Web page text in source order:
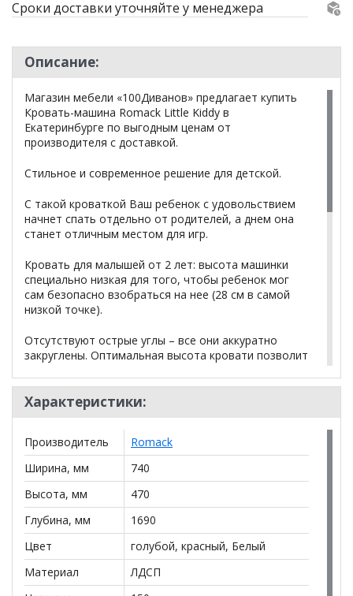
Сроки доставки уточняйте у менеджера
Описание:
Магазин мебели «100Диванов» предлагает купить
Кровать-машина Romack Little Kiddy в
Екатеринбурге по выгодным ценам от
производителя с доставкой.
Стильное и современное решение для детской.
С такой кроваткой Ваш ребенок с удовольствием
начнет спать отдельно от родителей, а днем она
станет отличным местом для игр.
Кровать для малышей от 2 лет: высота машинки
специально низкая для того, чтобы ребенок мог
сам безопасно взобраться на нее (28 см в самой
низкой точке).
Отсутствуют острые углы – все они аккуратно
закруглены. Оптимальная высота кровати позволит
забираться на кровать. Для безопасности есть
закругленные бортики, даже при беспокойном сне
упасть на пол не получится. Основание и корпус
кровати выполнены из ЛДСП толщиной 16 мм
(Egger, Австрия). Этот материал не боится влаги,
экологически чистый и имеет максимально близкие
к массиву дерева характеристики. Изображения
нанесены виниловой пленкой (Oracal, серия 3640,
Германия) с применением сольвентной печати.
Рекомендуемая высота матраса 8-12 см
*Дополнительную информацию о том, как купить
Характеристики:
Производитель
Romack
Ширина, мм
740
Высота, мм
470
Глубина, мм
1690
Цвет
голубой, красный, Белый
Материал
ЛДСП